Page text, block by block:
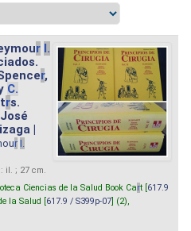
r I.
r,
C.
rs.
|
r I.
il. ; 27 cm.
Ciencias de la Salud Book Cart [ 617.9
la Salud [ 617.9 / S399p-07 ] (2),